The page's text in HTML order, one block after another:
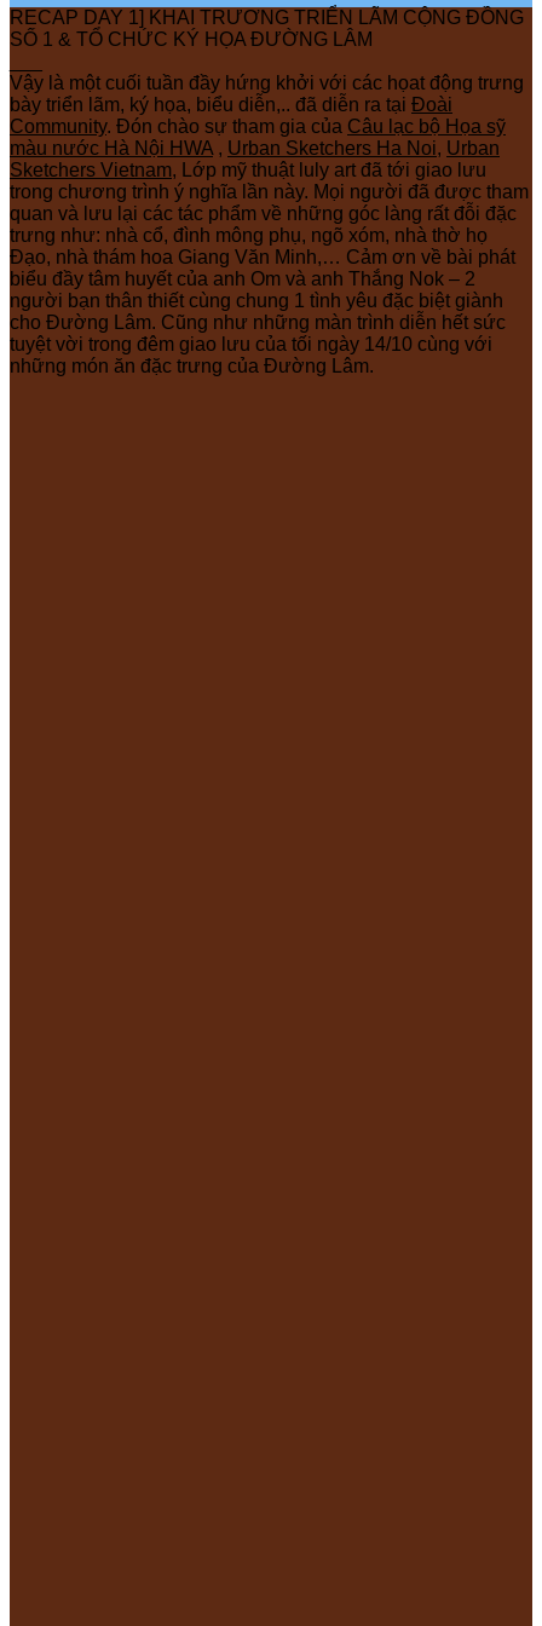
RECAP DAY 1] KHAI TRƯƠNG TRIỂN LÃM CỘNG ĐỒNG
SỐ 1 & TỔ CHỨC KÝ HỌA ĐƯỜNG LÂM
Vậy là một cuối tuần đầy hứng khởi với các họat động trưng
bày triển lãm, ký họa, biểu diễn,.. đã diễn ra tại Đoài
Community. Đón chào sự tham gia của Câu lạc bộ Họa sỹ
màu nước Hà Nội HWA , Urban Sketchers Ha Noi, Urban
Sketchers Vietnam, Lớp mỹ thuật luly art đã tới giao lưu
trong chương trình ý nghĩa lần này. Mọi người đã được tham
quan và lưu lại các tác phẩm về những góc làng rất đỗi đặc
trưng như: nhà cổ, đình mông phụ, ngõ xóm, nhà thờ họ
Đạo, nhà thám hoa Giang Văn Minh,… Cảm ơn về bài phát
biểu đầy tâm huyết của anh Om và anh Thắng Nok – 2
người bạn thân thiết cùng chung 1 tình yêu đặc biệt giành
cho Đường Lâm. Cũng như những màn trình diễn hết sức
tuyệt vời trong đêm giao lưu của tối ngày 14/10 cùng với
những món ăn đặc trưng của Đường Lâm.